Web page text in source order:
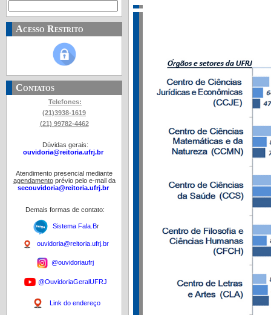
Acesso Restrito
Contatos
Telefones:
(21)3938-1619
(21) 99782-4462
Dúvidas gerais:
ouvidoria@reitoria.ufrj.br
Atendimento presencial mediante
agendamentoprévio pelo e-mail da
secouvidoria@reitoria.ufrj.br
Demais formas de contato:
Sistema Fala.Br
ouvidoria@reitoria.ufrj.br
@ouvidoriaufrj
@OuvidoriaGeralUFRJ
Link do endereço